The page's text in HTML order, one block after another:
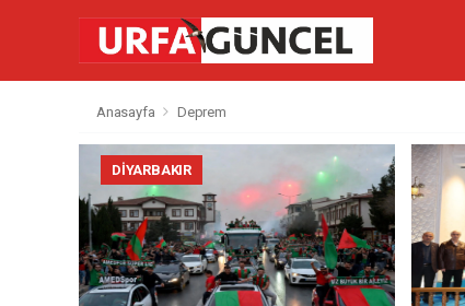
Anasayfa Deprem
DIYARBAKIR